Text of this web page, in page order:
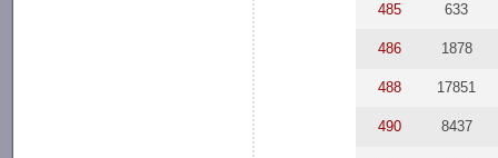
485 633
486 1878
488 17851
490 8437